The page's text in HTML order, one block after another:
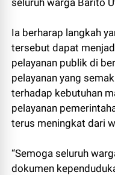
Ia berharap langkah
tersebut dapat
pelayanan publik di
pelayanan yang
terhadap kebutuhan
pelayanan
terus meningkat dari
“Semoga seluruh
dokumen